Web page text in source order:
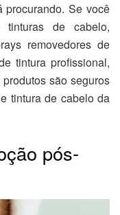
procurando. Se você
tinturas de cabelo,
removedores de
tintura profissional,
são seguros
tintura de cabelo da
pós-